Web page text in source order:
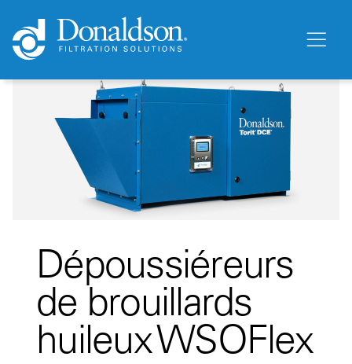
Dépoussiéreurs
de brouillards
huileux WSOFlex